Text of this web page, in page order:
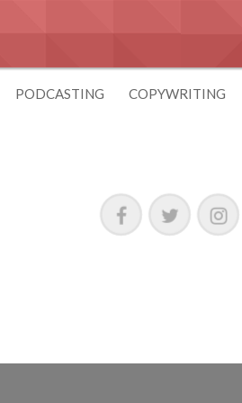
PODCASTING COPYWRITING